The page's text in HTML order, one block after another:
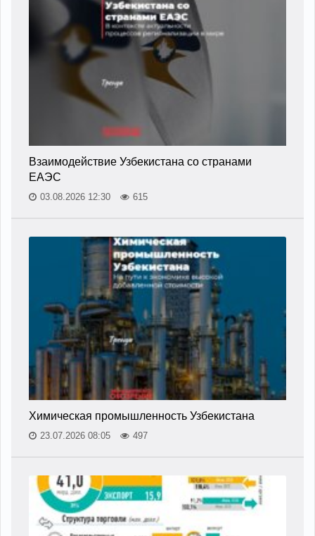
Взаимодействие Узбекистана со странами
ЕАЭС
03.08.2026 12:30 615
Химическая промышленность Узбекистана
23.07.2026 08:05 497